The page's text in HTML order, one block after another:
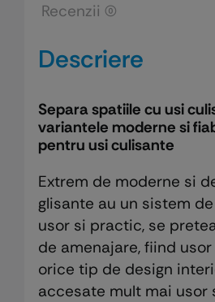
interior
6500
Recenzii (0)
Descriere
Separa spatiile cu usi
variantele moderne si
pentru usi culisante
Extrem de moderne si
glisante au un sistem
usor si practic, se
de amenajare, fiind
orice tip de design
accesate mult mai usor